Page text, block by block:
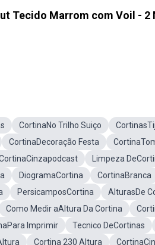
Tecido Marrom com Voil - 2
CortinaNo Trilho Suiço
CortinaDecoração Festa
Limpeza
DiogramaCortina CortinaBranca
PersicamposCortina AlturasDe
Como Medir aAltura Da Cortina
Imprimir Tecnico DeCortinas
Cortina 230 Altura